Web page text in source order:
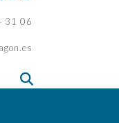
31 06